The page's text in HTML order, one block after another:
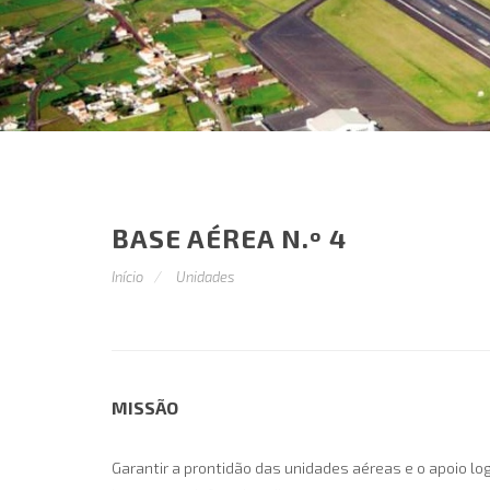
BASE AÉREA N.º 4
Início Unidades
MISSÃO
Garantir a prontidão das unidades aéreas e o apoio